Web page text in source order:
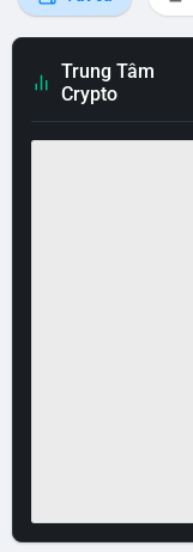
Trung Tâm
Crypto